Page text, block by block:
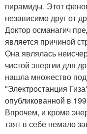
пирамиды. Этот
независимо друг от
Доктор османагич
является причиной
Она являлась
чистой энергии для
нашла множество
"Электростанция
опубликованной в
Впрочем, и кроме
таят в себе немало